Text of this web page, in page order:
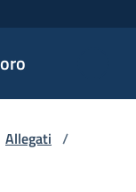
Allegati /